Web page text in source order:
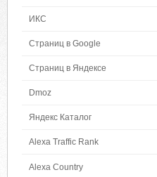
ИКС
Страниц в Google
Страниц в Яндексе
Dmoz
Яндекс Каталог
Alexa Traffic Rank
Alexa Country